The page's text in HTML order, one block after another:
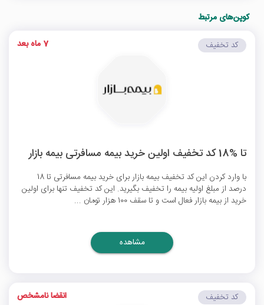
کوپن‌های مرتبط
تا %18 کد تخفیف اولین خرید بیمه مسافرتی بیمه بازار
با وارد کردن این کد تخفیف بیمه بازار برای خرید بیمه مسافرتی تا 18
درصد از مبلغ اولیه بیمه را تخفیف بگیرید. این کد تخفیف تنها برای اولین
خرید از بیمه بازار فعال است و تا سقف 100 هزار تومان ...
کد تخفیف 7 ماه بعد
مشاهده
کد تخفیف انقضا نامشخص